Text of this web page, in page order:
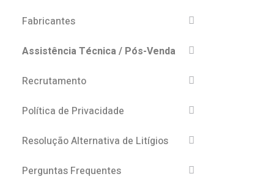
Fabricantes
Assistência Técnica / Pós-Venda
Recrutamento
Política de Privacidade
Resolução Alternativa de Litígios
Perguntas Frequentes